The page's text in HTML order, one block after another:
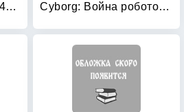
Cut the Rope: №РУ 14086. Умная раскраска Cyborg: Война роботов. Книга-раскраска-конструктор